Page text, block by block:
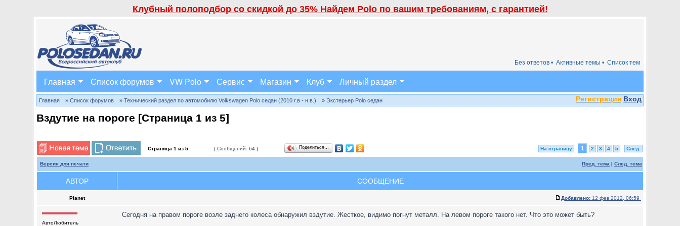
Клубный полоподбор со скидкой до 35% Найдем Polo по вашим требованиям, с гарантией!
Список тем
Активные темы •
Без ответов •
Главная Список форумов VW Polo Сервис Магазин Клуб Личный раздел
Регистрация Вход
Главная » Список форумов » Технический раздел по автомобилю Volkswagen Polo седан (2010 г.в - н.в.) » Экстерьер Polo седан
Вздутие на пороге [Страница 1 из 5]
Страница 1 из 5 [ Сообщений: 64 ] Поделиться… На страницу 1 2 3 4 5 След.
Версия для печати Пред. тема | След. тема
АВТОР СООБЩЕНИЕ
Planet Добавлено: 12 фев 2012, 06:59
АвтоЛюбитель
Сегодня на правом пороге возле заднего колеса обнаружил вздутие. Жесткое, видимо погнут металл. На левом пороге такого нет. Что это может быть?